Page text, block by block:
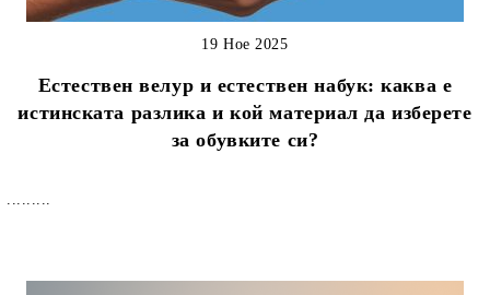
Естествен велур и естествен набук: каква е
истинската разлика и кой материал да изберете
за обувките си?
19 Ное 2025